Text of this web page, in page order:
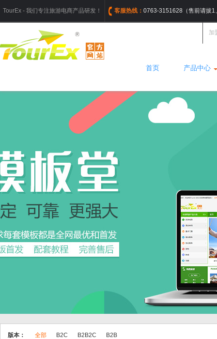
TourEx - 我们专注旅游电商产品研发！ 客服热线： 0763-3151628（售前请拔1
加
首页 产品中心
版本： 全部 B2C B2B2C B2B